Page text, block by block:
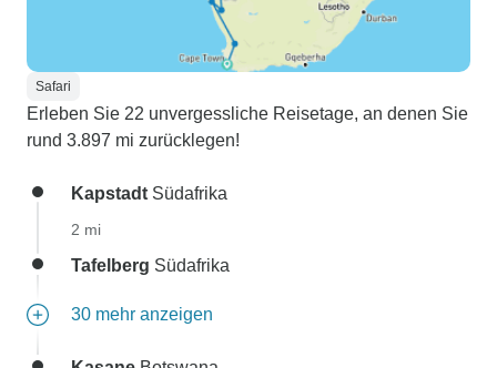
Safari
Erleben Sie 22 unvergessliche Reisetage, an denen Sie
rund 3.897 mi zurücklegen!
Kapstadt Südafrika
2 mi
Tafelberg Südafrika
30 mehr anzeigen